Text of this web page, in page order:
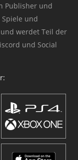
Publisher und
Spiele und
werdet Teil der
und Social